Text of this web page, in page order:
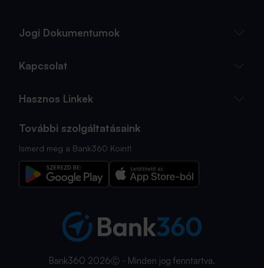
Jogi Dokumentumok
Kapcsolat
Hasznos Linkek
További szolgáltatásaink
Ismerd meg a Bank360 Koint!
Bank360 2026Ⓒ - Minden jog fenntartva.